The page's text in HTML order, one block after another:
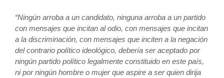
“Ningún arroba a un candidato, ninguna arroba a un partido
con mensajes que incitan al odio, con mensajes que incitan
a la discriminación, con mensajes que inciten a la negación
del contrario político ideológico, debería ser aceptado por
ningún partido político legalmente constituido en este país,
ni por ningún hombre o mujer que aspire a ser quien dirija